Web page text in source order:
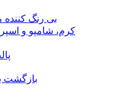
بی رنگ کننده
کرم، شامپو و
بازگشت